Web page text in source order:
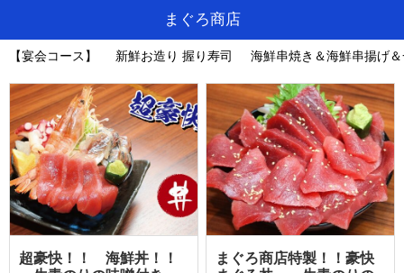
まぐろ商店
【宴会コース】 新鮮お造り 握り寿司 海鮮串焼き＆海鮮串揚げ
超豪快！！ 海鮮丼！！
まぐろ商店特製！！豪快